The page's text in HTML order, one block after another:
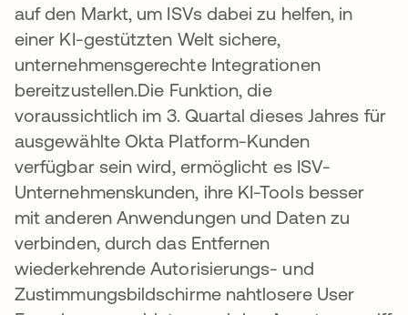
auf den Markt, um ISVs dabei zu helfen, in
einer KI-gestützten Welt sichere,
unternehmensgerechte Integrationen
bereitzustellen.Die Funktion, die
voraussichtlich im 3. Quartal dieses Jahres für
ausgewählte Okta Platform-Kunden
verfügbar sein wird, ermöglicht es ISV-
Unternehmenskunden, ihre KI-Tools besser
mit anderen Anwendungen und Daten zu
verbinden, durch das Entfernen
wiederkehrende Autorisierungs- und
Zustimmungsbildschirme nahtlosere User